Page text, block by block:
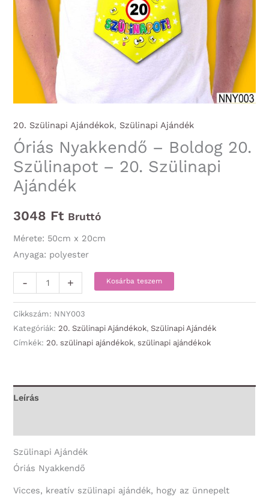
20. Szülinapi Ajándékok, Szülinapi Ajándék
Óriás Nyakkendő – Boldog 20.
Szülinapot – 20. Szülinapi
Ajándék
3048 Ft Bruttó
Mérete: 50cm x 20cm
Anyaga: polyester
-
Nyakkendő
-
Boldog
20.
20.
+ Kosárba teszem
Cikkszám: NNY003
Kategóriák:20. Szülinapi Ajándékok,Szülinapi Ajándék
Címkék:20. szülinapi ajándékok,szülinapi ajándékok
Leírás
Szülinapi Ajándék
Óriás Nyakkendő
Vicces, kreatív szülinapi ajándék, hogy az ünnepelt